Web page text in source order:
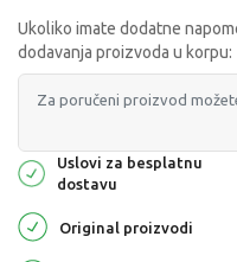
Ukoliko imate dodatne
dodavanja proizvoda u korpu:
Uslovi za besplatnu
dostavu
Original proizvodi